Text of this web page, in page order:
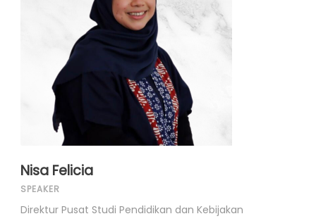
Nisa Felicia
SPEAKER
Direktur Pusat Studi Pendidikan dan Kebijakan